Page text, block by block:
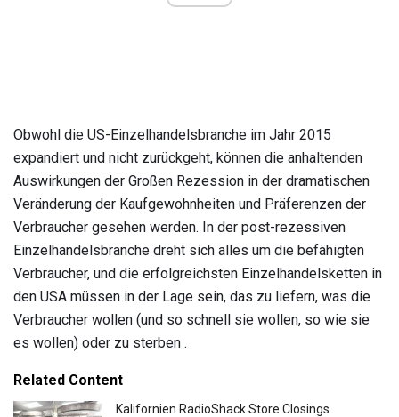
Obwohl die US-Einzelhandelsbranche im Jahr 2015
expandiert und nicht zurückgeht, können die anhaltenden
Auswirkungen der Großen Rezession in der dramatischen
Veränderung der Kaufgewohnheiten und Präferenzen der
Verbraucher gesehen werden. In der post-rezessiven
Einzelhandelsbranche dreht sich alles um die befähigten
Verbraucher, und die erfolgreichsten Einzelhandelsketten in
den USA müssen in der Lage sein, das zu liefern, was die
Verbraucher wollen (und so schnell sie wollen, so wie sie
es wollen) oder zu sterben .
Related Content
Kalifornien RadioShack Store Closings